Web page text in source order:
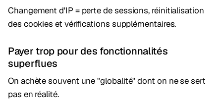
Changement d'IP = perte de sessions, réinitialisation
des cookies et vérifications supplémentaires.
Payer trop pour des fonctionnalités
superflues
On achète souvent une "globalité" dont on ne se sert
pas en réalité.